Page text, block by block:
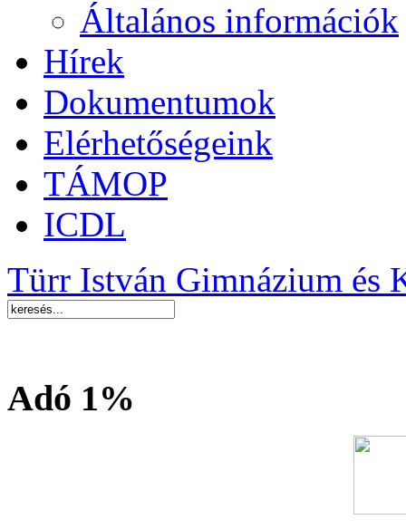
Általános információk
Hírek
Dokumentumok
Elérhetőségeink
TÁMOP
ICDL
Türr István Gimnázium és
Adó 1%